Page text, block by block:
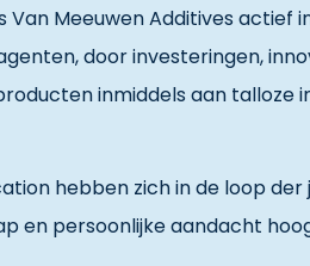
Meeuwen Additives actief
door investeringen,
inmiddels aan talloze
hebben zich in de loop
en persoonlijke aandacht